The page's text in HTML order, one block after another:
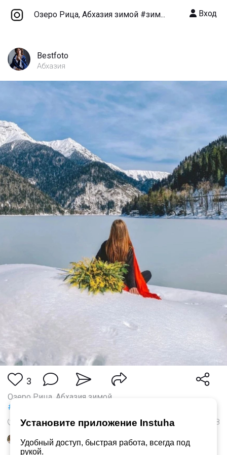
Установите приложение Instuha
Удобный доступ, быстрая работа, всегда под
рукой.
Озеро Рица, Абхазия зимой #зим... Вход
Bestfoto
Абхазия
3
Озеро Рица, Абхазия зимой
#зима
30 Ноя 2025 в 19:07
258
Понравилось Nadejdaиещё 2